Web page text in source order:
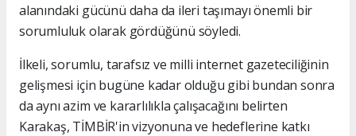
alanındaki gücünü daha da ileri taşımayı önemli bir
sorumluluk olarak gördüğünü söyledi.
İlkeli, sorumlu, tarafsız ve milli internet gazeteciliğinin
gelişmesi için bugüne kadar olduğu gibi bundan sonra
da aynı azim ve kararlılıkla çalışacağını belirten
Karakaş, TİMBİR'in vizyonuna ve hedeflerine katkı